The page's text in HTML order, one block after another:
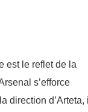
est le reflet de la
s’efforce
direction d’Arteta,